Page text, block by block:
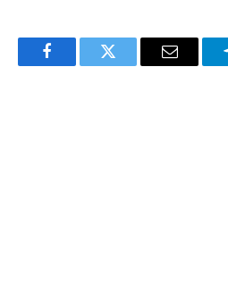
FacebookTwitter Email